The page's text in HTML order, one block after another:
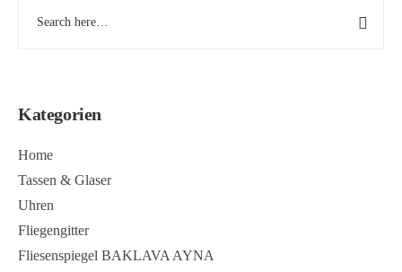
Kategorien
Home
Tassen & Glaser
Uhren
Fliegengitter
Fliesenspiegel BAKLAVA AYNA